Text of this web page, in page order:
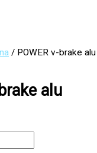
/ POWER v-brake alu
alu